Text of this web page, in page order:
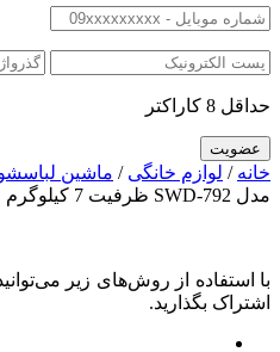
حداقل 8 کاراکتر
خانه / لوازم خانگی / ماشین
مدل SWD-792 ظرفیت 7 کیلوگرم
با استفاده از روش‌های زیر
اشتراک بگذارید.